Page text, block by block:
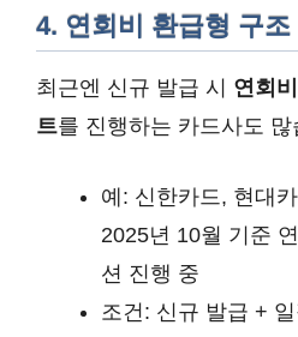
4. 연회비 환급형 구조
최근엔 신규 발급 시 연회
트를 진행하는 카드사도 많
예: 신한카드, 현대
2025년 10월 기준
션 진행 중
조건: 신규 발급 +